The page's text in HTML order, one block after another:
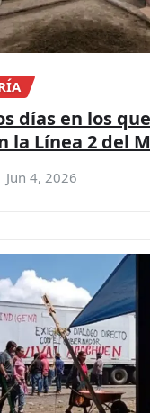
días en los
la Línea 2 del
Jun 4, 2026